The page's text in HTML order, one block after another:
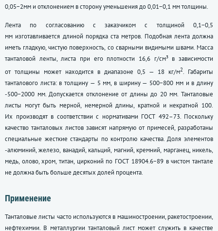
0,05−2мм и отклонением в сторону уменьшения до 0,01−0,1 мм толщины.
Лента по согласованию с заказчиком с толщиной 0,1−0,5
мм изготавливается длиной порядка ста метров. Подобная лента должна
иметь гладкую, чистую поверхность, со сварными видимыми швами. Масса
танталовой ленты, листа при его плотности 16,6 г/см³ в зависимости
от толщины может находится в диапазоне 0,5 — 18 кг/м2. Габариты
танталового листа: в толщину — 5 мм, в ширину — 500−800 мм и в длину
-500−2000 мм. Допускается отклонение от длины до 20 мм. Танталовые
листы могут быть мерной, немерной длины, кратной и некратной 100.
Их производят в соответствии с нормативами ГОСТ 492–73. Поскольку
качество танталовых листов зависят напрямую от примесей, разработаны
специальные жесткие стандарты по контролю качества. Доля элементов
-алюминий, железо, ванадий, кальций, магний, кремний, марганец, никель,
медь, олово, хром, титан, цирконий по ГОСТ 18904.6−89 в чистом тантале
не должна быть больше десятых долей процента.
Применение
Танталовые листы часто используются в машиностроении, ракетостроении,
нефтехимии. В металлургии танталовый лист может служить в качестве